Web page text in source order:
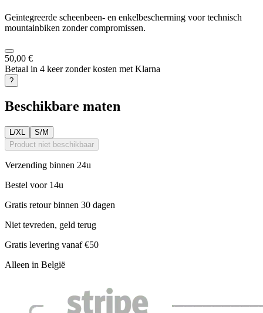
Geïntegreerde scheenbeen- en enkelbescherming voor technisch
mountainbiken zonder compromissen.
50,00 €
Betaal in 4 keer zonder kosten met Klarna
?
Beschikbare maten
L/XL
S/M
Product niet beschikbaar
Verzending binnen 24u
Bestel voor 14u
Gratis retour binnen 30 dagen
Niet tevreden, geld terug
Gratis levering vanaf €50
Alleen in België